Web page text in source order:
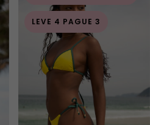
LEVE 4 PAGUE 3